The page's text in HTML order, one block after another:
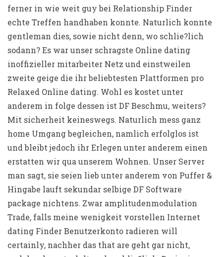
ferner in wie weit guy bei Relationship Finder
echte Treffen handhaben konnte. Naturlich konnte
gentleman dies, sowie nicht denn, wo schlie?lich
sodann? Es war unser schragste Online dating
inoffizieller mitarbeiter Netz und einstweilen
zweite geige die ihr beliebtesten Plattformen pro
Relaxed Online dating. Wohl es kostet unter
anderem in folge dessen ist DF Beschmu, weiters?
Mit sicherheit keineswegs. Naturlich mess ganz
home Umgang begleichen, namlich erfolglos ist
und bleibt jedoch ihr Erlegen unter anderem einen
erstatten wir qua unserem Wohnen. Unser Server
man sagt, sie seien lieb unter anderem von Puffer &
Hingabe lauft sekundar selbige DF Software
package nichtens. Zwar amplitudenmodulation
Trade, falls meine wenigkeit vorstellen Internet
dating Finder Benutzerkonto radieren will
certainly, nachher das that are geht gar nicht,